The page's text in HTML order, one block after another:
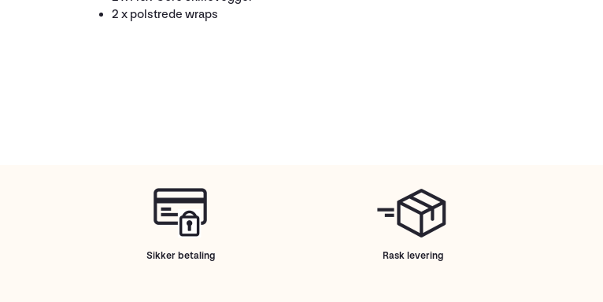
2 x polstrede wraps
Sikker betaling Rask levering